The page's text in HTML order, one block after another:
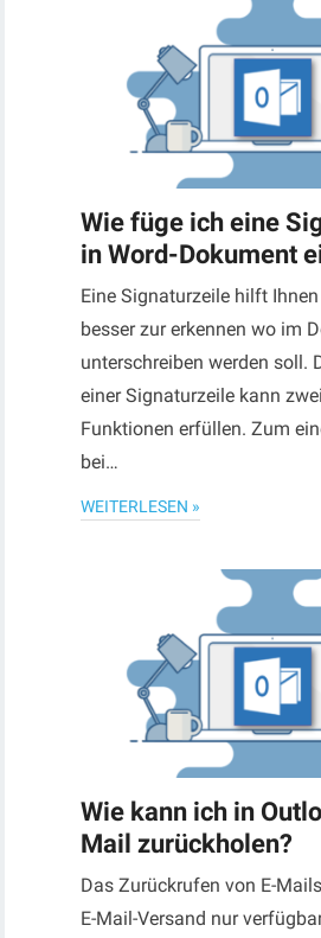
Wie füge ich eine
in Word-Dokument
Eine Signaturzeile hilft
besser zur erkennen wo im
unterschreiben werden soll.
einer Signaturzeile kann
Funktionen erfüllen. Zum
bei…
WEITERLESEN »
Wie kann ich in
Mail zurückholen?
Das Zurückrufen von E-
E-Mail-Versand nur